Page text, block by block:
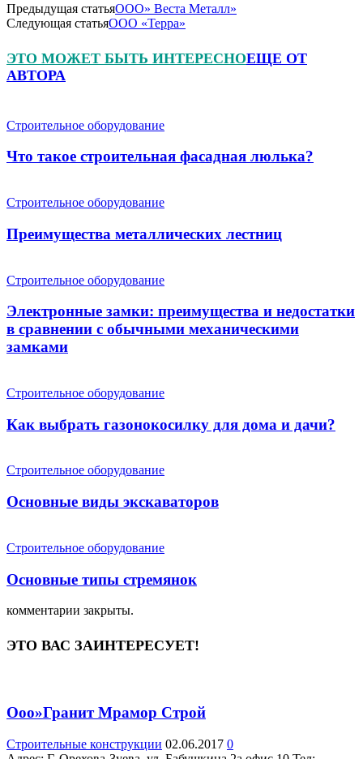
Предыдущая статьяООО» Веста Металл»
Следующая статьяООО «Терра»
ЭТО МОЖЕТ БЫТЬ ИНТЕРЕСНОЕЩЕ ОТ
АВТОРА
Строительное оборудование
Что такое строительная фасадная люлька?
Строительное оборудование
Преимущества металлических лестниц
Строительное оборудование
Электронные замки: преимущества и недостатки
в сравнении с обычными механическими
замками
Строительное оборудование
Как выбрать газонокосилку для дома и дачи?
Строительное оборудование
Основные виды экскаваторов
Строительное оборудование
Основные типы стремянок
комментарии закрыты.
ЭТО ВАС ЗАИНТЕРЕСУЕТ!
Ооо»Гранит Мрамор Строй
Строительные конструкции 02.06.2017 0